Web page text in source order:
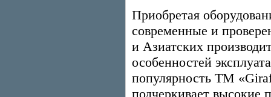
Приобретая
современные и
и Азиатских
особенностей
популярность ТМ
подчеркивает высокие